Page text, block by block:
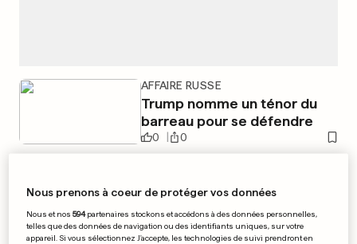
AFFAIRE RUSSE
Trump nomme un ténor du
barreau pour se défendre
0 0
SPORT AUTOMOBILE
Griebel et Blom gagnent le
rallye de Luxembourg
Nous prenons à coeur de protéger vos données
Nous et nos594partenaires stockons et accédons à des données personnelles,
telles que des données de navigation ou des identifiants uniques, sur votre
appareil. Si vous sélectionnez J'accepte, les technologies de suivi prendront en